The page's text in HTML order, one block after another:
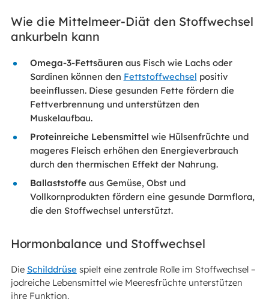
Wie die Mittelmeer-Diät den Stoffwechsel
ankurbeln kann
Omega-3-Fettsäuren aus Fisch wie Lachs oder
Sardinen können den Fettstoffwechsel positiv
beeinflussen. Diese gesunden Fette fördern die
Fettverbrennung und unterstützen den
Muskelaufbau.
Proteinreiche Lebensmittel wie Hülsenfrüchte und
mageres Fleisch erhöhen den Energieverbrauch
durch den thermischen Effekt der Nahrung.
Ballaststoffeaus Gemüse, Obst und
Vollkornprodukten fördern eine gesunde Darmflora,
die den Stoffwechsel unterstützt.
Hormonbalance und Stoffwechsel
Die Schilddrüsespielt eine zentrale Rolle im Stoffwechsel –
jodreiche Lebensmittel wie Meeresfrüchte unterstützen
ihre Funktion.